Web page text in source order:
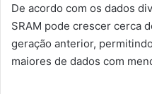
De acordo com os dados
SRAM pode crescer cerca
geração anterior,
maiores de dados com